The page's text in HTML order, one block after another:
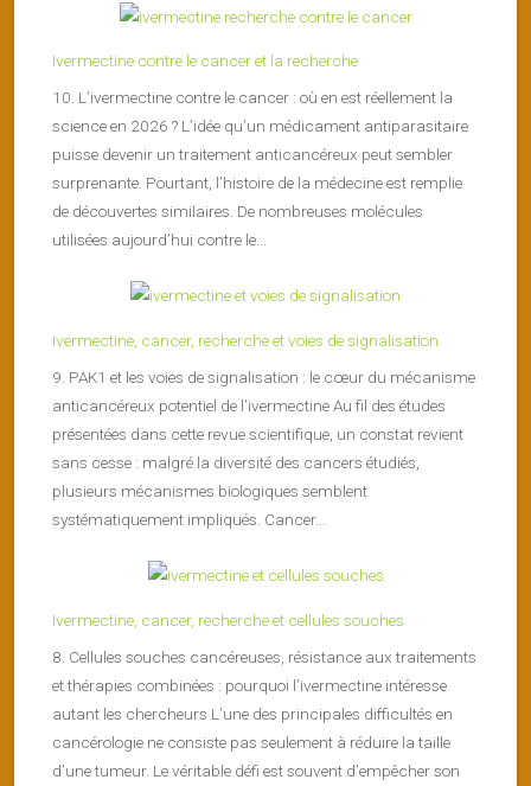
Ivermectine contre le cancer et la recherche
10. L’ivermectine contre le cancer : où en est réellement la
science en 2026 ? L’idée qu’un médicament antiparasitaire
puisse devenir un traitement anticancéreux peut sembler
surprenante. Pourtant, l’histoire de la médecine est remplie
de découvertes similaires. De nombreuses molécules
utilisées aujourd’hui contre le...
Ivermectine, cancer, recherche et voies de signalisation
9. PAK1 et les voies de signalisation : le cœur du mécanisme
anticancéreux potentiel de l’ivermectine Au fil des études
présentées dans cette revue scientifique, un constat revient
sans cesse : malgré la diversité des cancers étudiés,
plusieurs mécanismes biologiques semblent
systématiquement impliqués. Cancer...
Ivermectine, cancer, recherche et cellules souches
8. Cellules souches cancéreuses, résistance aux traitements
et thérapies combinées : pourquoi l’ivermectine intéresse
autant les chercheurs L’une des principales difficultés en
cancérologie ne consiste pas seulement à réduire la taille
d’une tumeur. Le véritable défi est souvent d’empêcher son